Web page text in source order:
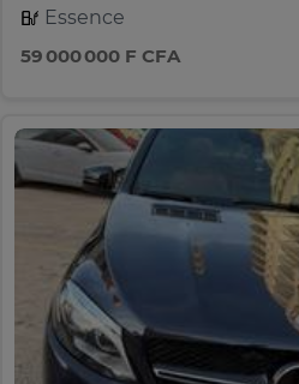
Essence
59 000 000 F CFA